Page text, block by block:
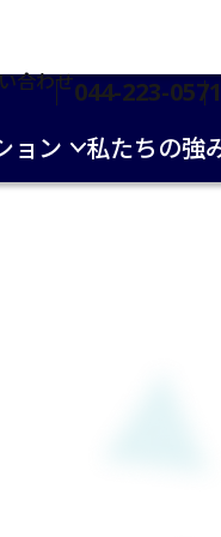
合わせ044-223-0571
ョン 私たちの強